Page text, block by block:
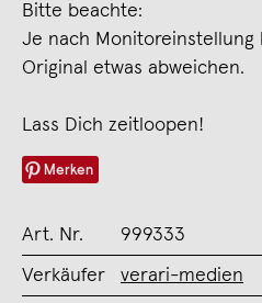
Bitte beachte:
Je nach Monitoreinstellung
Original etwas abweichen.
Lass Dich zeitloopen!
Merken
Art. Nr. 999333
Verkäufer verari-medien